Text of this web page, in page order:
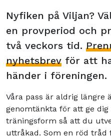
Nyfiken på Viljan?
en provperiod och
två veckors tid.
nyhetsbrev för att
händer i föreningen.
Våra pass är aldrig längre
genomtänkta för att ge
träningsform så att du
uttråkad. Som en röd